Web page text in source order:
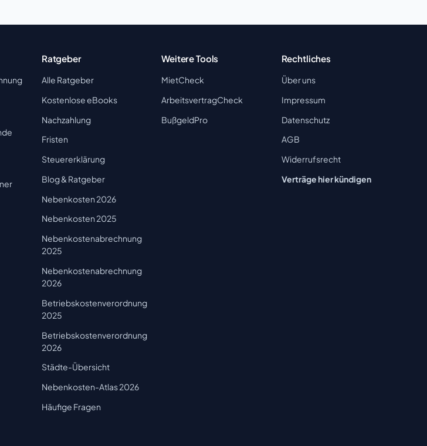
Ratgeber
Alle Ratgeber
Kostenlose eBooks
Nachzahlung
Fristen
Steuererklärung
Blog & Ratgeber
Nebenkosten 2026
Nebenkosten 2025
Nebenkostenabrechnung
2025
Nebenkostenabrechnung
2026
Betriebskostenverordnung
2025
Betriebskostenverordnung
2026
Städte-Übersicht
Nebenkosten-Atlas 2026
Häufige Fragen
Weitere Tools
MietCheck
ArbeitsvertragCheck
BußgeldPro
Rechtliches
Über uns
Impressum
Datenschutz
AGB
Widerrufsrecht
Verträge hier kündigen